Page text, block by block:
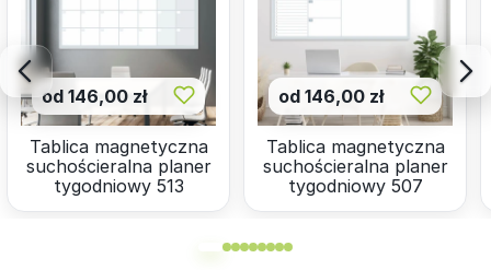
od 146,00 zł
Tablica magnetyczna
suchościeralna planer
tygodniowy 513
od 146,00 zł
Tablica magnetyczna
suchościeralna planer
tygodniowy 507